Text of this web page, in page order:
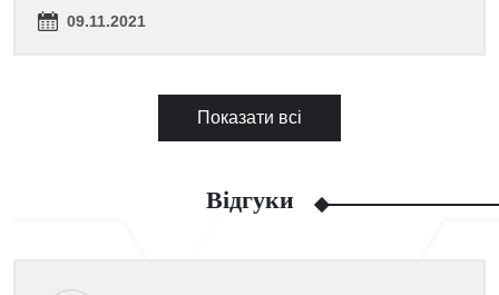
09.11.2021
Показати всі
Відгуки